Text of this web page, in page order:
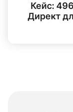
Кейс:
Директ